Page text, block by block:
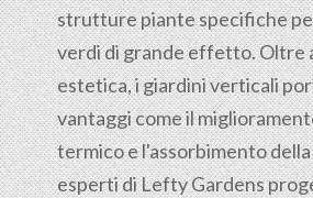
strutture piante specifiche
verdi di grande effetto. Oltre
estetica, i giardini verticali
vantaggi come il
termico e l'assorbimento
esperti di Lefty Gardens